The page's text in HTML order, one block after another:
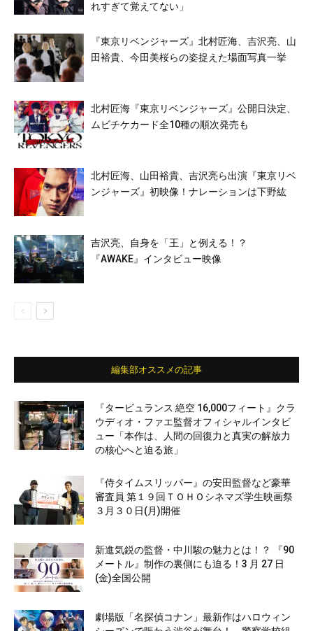
れすぎて覚えてない」
『東京リベンジャーズ』北村匠海、吉沢亮、山
田裕貴、今田美桜らの姿捉えた場面写真一挙
北村匠海『東京リベンジャーズ』公開日決定、
ムビチケカード全10種の順次発売も
北村匠海、山田裕貴、吉沢亮ら出演『東京リベ
ンジャーズ』初映像！ナレーションは下野紘
吉沢亮、自身を「王」と例える！？
『AWAKE』インタビュー映像
編集部オススメの記事
『タービュランス 絶空 16,000フィート』クラ
ウディオ・ファエ監督オフィシャルインタビ
ュー「本作は、人間の回復力と真実の解放力
の核心へと迫る旅」
『侍タイムスリッパー』の安田監督など豪華
審査員 第１９回ＴＯＨＯシネマズ学生映画祭
３月３０日(月)開催
新進気鋭の監督・中川駿の魅力とは！？ 『90
メートル』制作の裏側にも迫る！3 月 27 日
(金)全国公開
劇場版「名探偵コナン」最新作はハロウィン